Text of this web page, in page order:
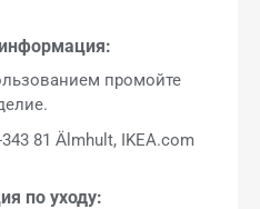
промойте
81 Älmhult, IKEA.com
по уходу: